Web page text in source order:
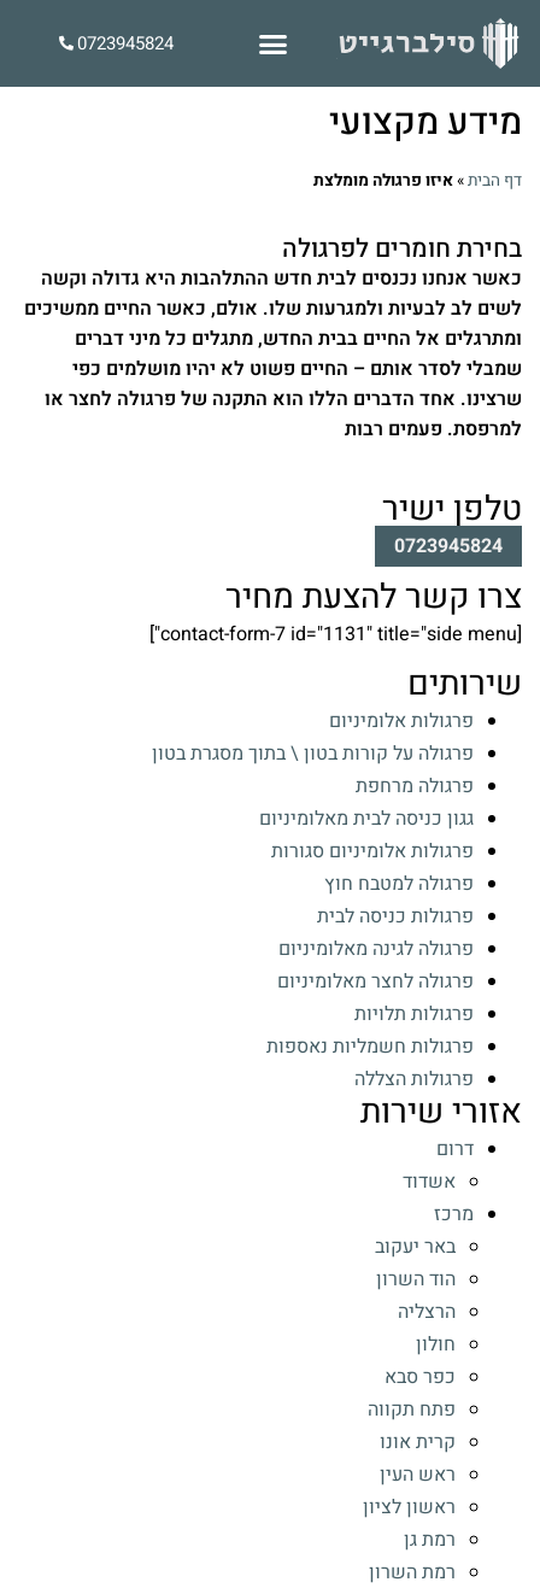
0723945824
טלפן ישיר
0723945824
צרו קשר להצעת מחיר
[contact-form-7 id="1131" title="side menu"]
שירותים
פרגולות אלומיניום
פרגולה על קורות בטון \ בתוך מסגרת בטון
פרגולה מרחפת
גגון כניסה לבית מאלומיניום
פרגולות אלומיניום סגורות
פרגולה למטבח חוץ
פרגולות כניסה לבית
פרגולה לגינה מאלומיניום
פרגולה לחצר מאלומיניום
פרגולות תלויות
פרגולות חשמליות נאספות
פרגולות הצללה
אזורי שירות
דרום
אשדוד
מרכז
באר יעקוב
הוד השרון
הרצליה
חולון
כפר סבא
פתח תקווה
קרית אונו
ראש העין
ראשון לציון
רמת גן
רמת השרון
מידע מקצועי
דף הבית»איזו פרגולה מומלצת
בחירת חומרים לפרגולה
כאשר אנחנו נכנסים לבית חדש ההתלהבות היא גדולה וקשה
לשים לב לבעיות ולמגרעות שלו. אולם, כאשר החיים ממשיכים
ומתרגלים אל החיים בבית החדש, מתגלים כל מיני דברים
שמבלי לסדר אותם – החיים פשוט לא יהיו מושלמים כפי
שרצינו. אחד הדברים הללו הוא התקנה של פרגולה לחצר או
למרפסת. פעמים רבות